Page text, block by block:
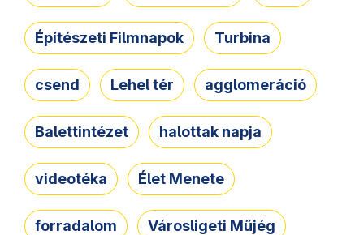
Építészeti Filmnapok Turbina
csend Lehel tér agglomeráció
Balettintézet halottak napja
videotéka Élet Menete
forradalom Városligeti Műjég